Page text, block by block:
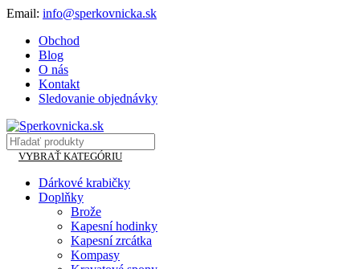
Email: info@sperkovnicka.sk
Obchod
Blog
O nás
Kontakt
Sledovanie objednávky
VYBRAŤ KATEGÓRIU
Dárkové krabičky
Doplňky
Brože
Kapesní hodinky
Kapesní zrcátka
Kompasy